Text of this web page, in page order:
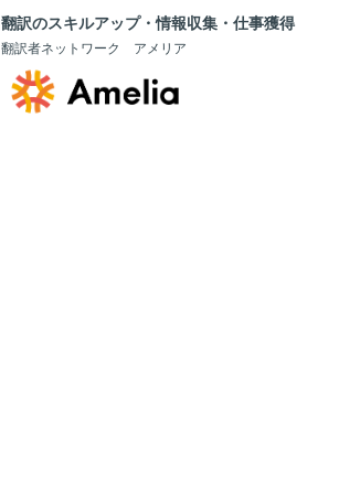
翻訳のスキルアップ・情報収集・仕事獲得
翻訳者ネットワーク アメリア